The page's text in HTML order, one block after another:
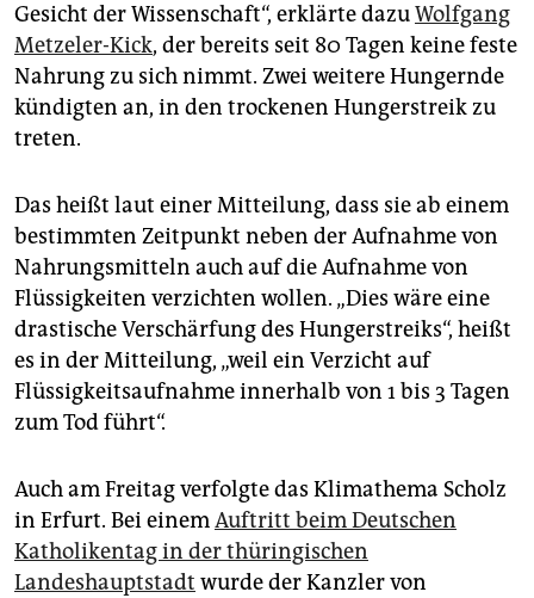
Gesicht der Wissenschaft“, erklärte dazuWolfgang
Metzeler-Kick, der bereits seit 80 Tagen keine feste
Nahrung zu sich nimmt. Zwei weitere Hungernde
kündigten an, in den trockenen Hungerstreik zu
treten.
Das heißt laut einer Mitteilung, dass sie ab einem
bestimmten Zeitpunkt neben der Aufnahme von
Nahrungsmitteln auch auf die Aufnahme von
Flüssigkeiten verzichten wollen. „Dies wäre eine
drastische Verschärfung des Hungerstreiks“, heißt
es in der Mitteilung, „weil ein Verzicht auf
Flüssigkeitsaufnahme innerhalb von 1 bis 3 Tagen
zum Tod führt“.
Auch am Freitag verfolgte das Klimathema Scholz
in Erfurt. Bei einemAuftritt beim Deutschen
Katholikentag in der thüringischen
Landeshauptstadt wurde der Kanzler von